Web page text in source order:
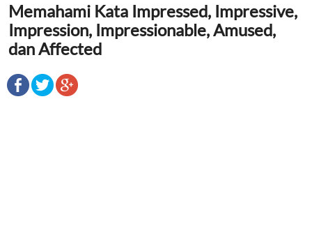
Memahami Kata Impressed, Impressive,
Impression, Impressionable, Amused,
dan Affected